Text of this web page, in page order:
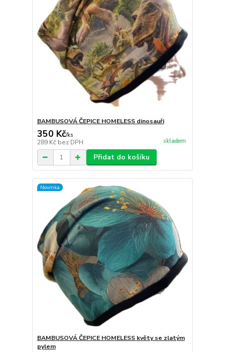
BAMBUSOVÁ ČEPICE HOMELESS dinosauři
350 Kč/ks
289 Kč bez DPH skladem
Přidat do košíku
Novinka
BAMBUSOVÁ ČEPICE HOMELESS květy se zlatým
pylem